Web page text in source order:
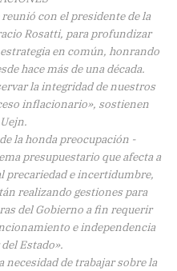
con el presidente de la
Rosatti, para profundizar
en común, honrando
hace más de una década.
la integridad de nuestros
inflacionario», sostienen
la honda preocupación -
presupuestario que afecta a
precariedad e incertidumbre,
realizando gestiones para
del Gobierno a fin requerir
e independencia
Estado».
de trabajar sobre la